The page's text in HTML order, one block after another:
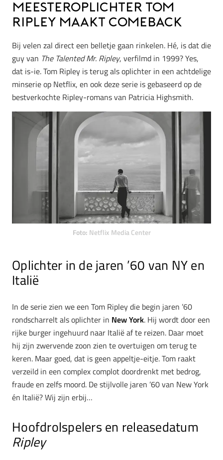
Meesteroplichter Tom
Ripley maakt comeback
Bij velen zal direct een belletje gaan rinkelen. Hé, is dat die
guy van The Talented Mr. Ripley, verfilmd in 1999? Yes,
dat is-ie. Tom Ripley is terug als oplichter in een achtdelige
minserie op Netflix, en ook deze serie is gebaseerd op de
bestverkochte Ripley-romans van Patricia Highsmith.
Foto: Netflix Media Center
Oplichter in de jaren ’60 van NY en
Italië
In de serie zien we een Tom Ripley die begin jaren ’60
rondscharrelt als oplichter in New York. Hij wordt door een
rijke burger ingehuurd naar Italië af te reizen. Daar moet
hij zijn zwervende zoon zien te overtuigen om terug te
keren. Maar goed, dat is geen appeltje-eitje. Tom raakt
verzeild in een complex complot doordrenkt met bedrog,
fraude en zelfs moord. De stijlvolle jaren ’60 van New York
én Italië? Wij zijn erbij…
Hoofdrolspelers en releasedatum
Ripley